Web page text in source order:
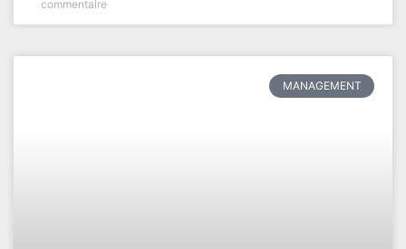
commentaire
MANAGEMENT